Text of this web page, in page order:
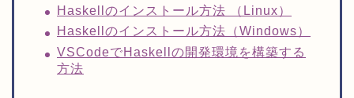
Haskellのインストール方法 （Linux）
Haskellのインストール方法（Windows）
VSCodeでHaskellの開発環境を構築する
方法